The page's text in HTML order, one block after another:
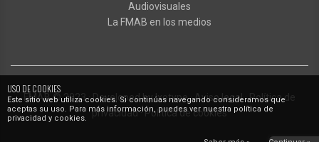
USO DE COOKIES
Este sitio web utiliza cookies. Si continúas navegando consideramos que
aceptas su uso. Para más información, puedes ver nuestra política de
privacidad y cookies.
Audiovisuales
La FMAB en los medios
FMAB© 2023·Developed byIxotype·Aviso legal·Política de
privacidad·Política de cookies